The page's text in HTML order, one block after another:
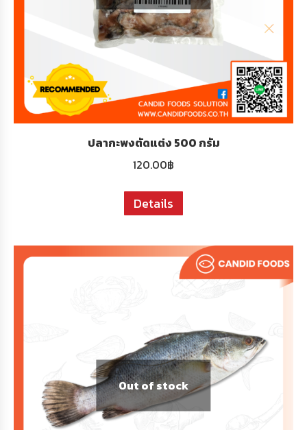
ปลากะพงตัดแต่ง 500 กรัม
120.00฿
Details
Out of stock